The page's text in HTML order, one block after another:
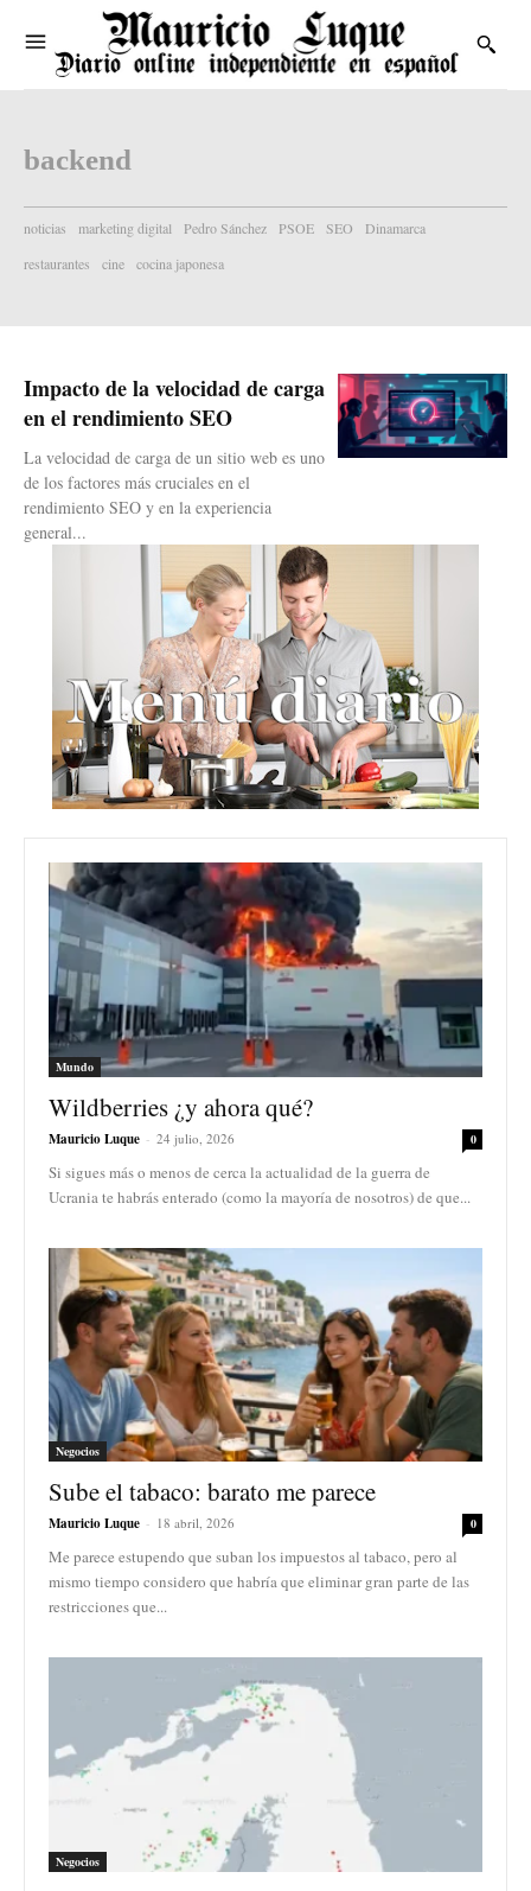
backend
noticias marketing digital Pedro Sánchez PSOE SEO
Dinamarca
restaurantes
cine cocina japonesa
Impacto de la velocidad de carga
en el rendimiento SEO
La velocidad de carga de un sitio web es uno
de los factores más cruciales en el
rendimiento SEO y en la experiencia
general...
Mundo
Wildberries ¿y ahora qué?
Mauricio Luque - 24 julio, 2026 0
Si sigues más o menos de cerca la actualidad de la guerra de
Ucrania te habrás enterado (como la mayoría de nosotros) de que...
Negocios
Sube el tabaco: barato me parece
Mauricio Luque - 18 abril, 2026 0
Me parece estupendo que suban los impuestos al tabaco, pero al
mismo tiempo considero que habría que eliminar gran parte de las
restricciones que...
Negocios